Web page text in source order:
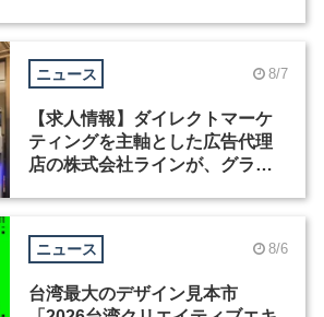
ニュース 8/7
【求人情報】ダイレクトマーケ
ティングを主軸とした広告代理
店の株式会社ラインが、グラフ
ニュース 8/6
台湾最大のデザイン見本市